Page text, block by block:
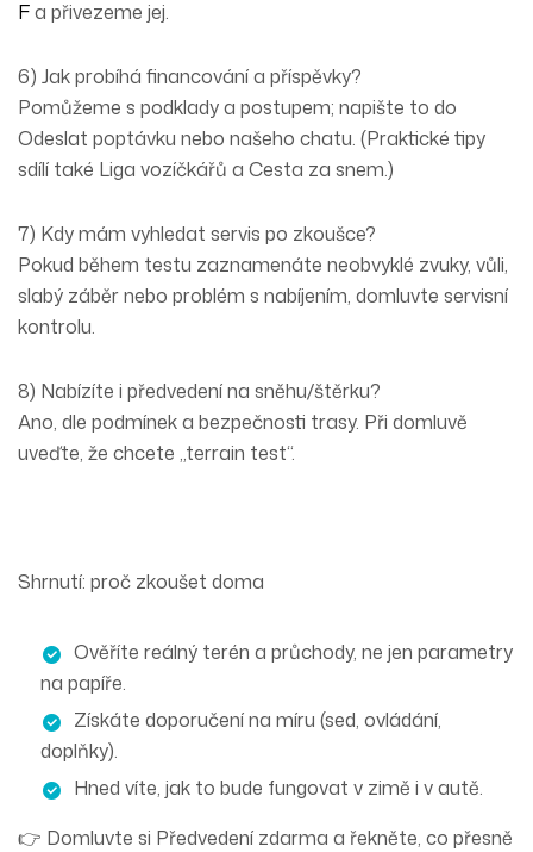
Fa přivezeme jej.
6) Jak probíhá financování a příspěvky?
Pomůžeme s podklady a postupem; napište to do
Odeslat poptávku nebo našeho chatu. (Praktické tipy
sdílí také Liga vozíčkářů a Cesta za snem.)
7) Kdy mám vyhledat servis po zkoušce?
Pokud během testu zaznamenáte neobvyklé zvuky, vůli,
slabý záběrnebo problém s nabíjením, domluvte servisní
kontrolu.
8) Nabízíte i předvedení na sněhu/štěrku?
Ano, dle podmínek a bezpečnosti trasy. Při domluvě
uveďte, že chcete „terrain test“.
Shrnutí: proč zkoušet doma
Ověřítereálný terén a průchody, ne jen parametry
na papíře.
Získátedoporučení na míru (sed, ovládání,
doplňky).
Hned víte, jak to bude fungovatv zimě i v autě.
👉 Domluvte si Předvedení zdarma a řekněte, co přesně